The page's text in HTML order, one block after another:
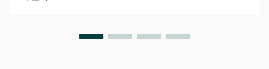
과적으로 전달합니다.